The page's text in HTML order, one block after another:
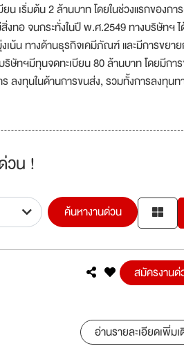
เริ่มต้น 2 ล้านบาท โดยในช่วงแรกของกา
ทอ จนกระทั่งในปี พ.ศ.2549 ทางบริษัทฯ ไ
เน้น ทางด้านธุรกิจเคมีภัณฑ์ และมีการขยา
ษัทฯมีทุนจดทะเบียน 80 ล้านบาท โดยมีกา
ลงทุนในด้านการขนส่ง, รวมทั้งการลงทุนท
วน !
ค้นหางานด่วน
สมัครงานด่
อ่านรายละเอียดเพิ่ม